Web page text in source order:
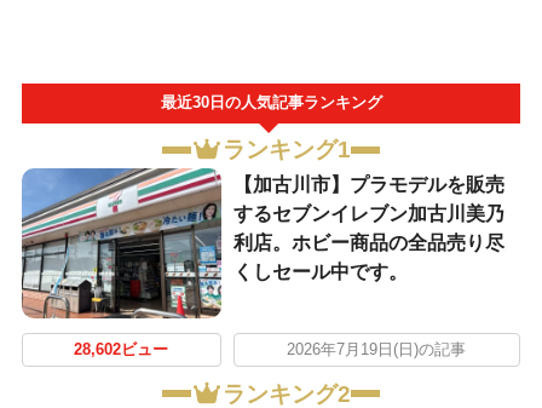
最近30日の人気記事ランキング
ランキング1
【加古川市】プラモデルを販売
するセブンイレブン加古川美乃
利店。ホビー商品の全品売り尽
くしセール中です。
28,602ビュー 2026年7月19日(日)の記事
ランキング2